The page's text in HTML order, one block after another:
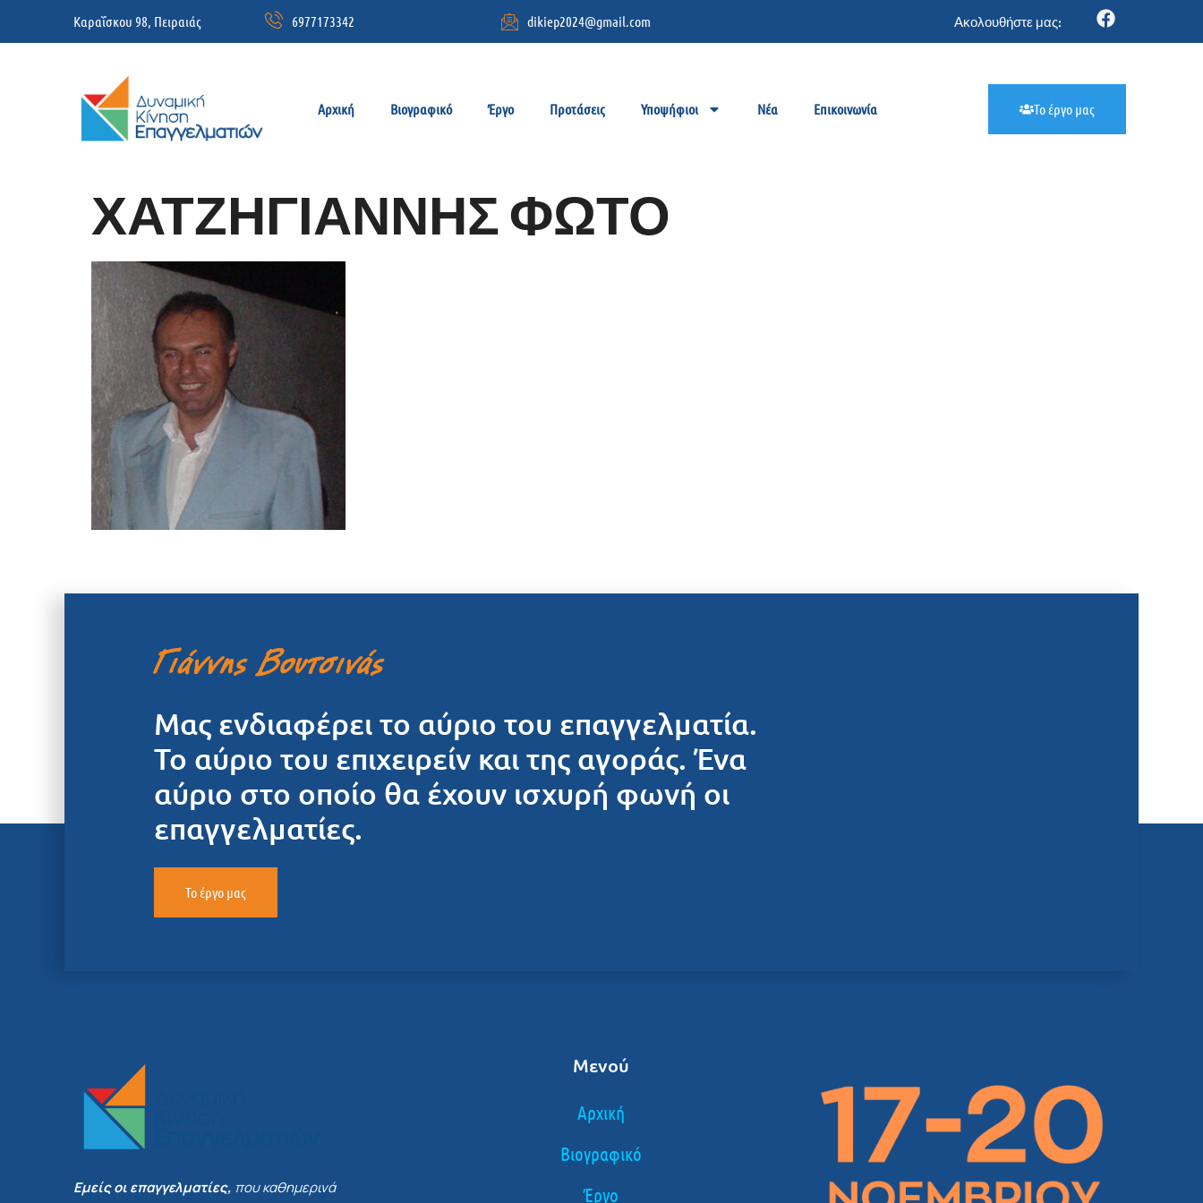
Καραΐσκου 98, Πειραιάς 6977173342 dikiep2024@gmail.com Ακολουθήστε μας:
Αρχική Βιογραφικό Έργο Προτάσεις Υποψήφιοι Νέα Επικοινωνία Το έργο μας
ΧΑΤΖΗΓΙΑΝΝΗΣ ΦΩΤΟ
Μας ενδιαφέρει το αύριο του επαγγελματία.
Το αύριο του επιχειρείν και της αγοράς. Ένα
αύριο στο οποίο θα έχουν ισχυρή φωνή οι
επαγγελματίες.
Το έργο μας
Εμείς οι επαγγελματίες, που καθημερινά
Μενού
Αρχική
Βιογραφικό
Έργο